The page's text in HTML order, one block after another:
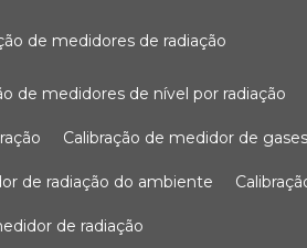
de medidores de radiação
de medidores de nível por radiação
calibração de medidor de gases
de radiação do ambiente
de radiação